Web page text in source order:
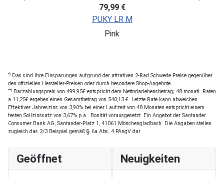
79,99 €
PUKY LR M
Pink
*) Das sind Ihre Einsparungen aufgrund der attrativen 2-Rad Schwede Preise gegenüber
den offiziellen Hersteller-Preisen oder durch besondere Shop-Angebote
**) Barzahlungspreis von 499,95€ entspricht dem Nettodarlehensbetrag; 48 monatl. Raten
a 11,25€ ergeben einen Gesamtbetrag von 540,13 €. Letzte Rate kann abweichen.
Effektiver Jahreszins von 3,90% bei einer Laufzeit von 48 Monaten entspricht einem
festen Sollzinssatz von 3,67% p.a.. Bonität vorausgesetzt. Ein Angebot der Santander
Consumer Bank AG, Santander-Platz 1, 41061 Mönchengladbach. Die Angaben stellen
zugleich das 2/3 Beispiel gemäß § 6a Abs. 4 PAngV dar.
Geöffnet Neuigkeiten